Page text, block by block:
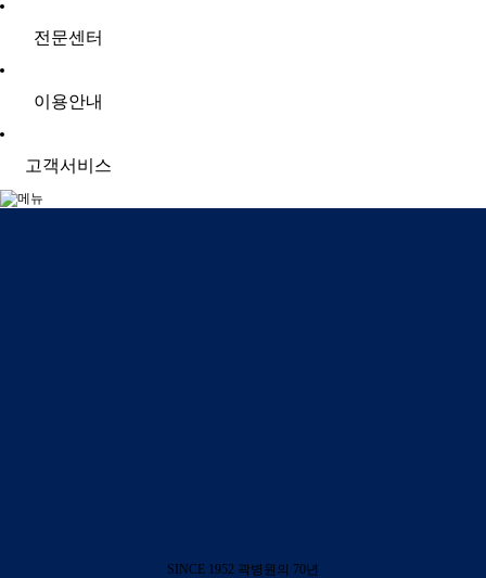
전문센터
이용안내
고객서비스
SINCE 1952 곽병원의 70년